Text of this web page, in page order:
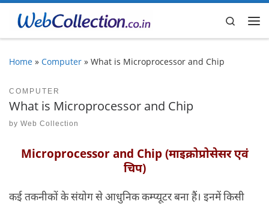
Skip to content
Search
Home » Computer » What is Microprocessor and Chip
COMPUTER
What is Microprocessor and Chip
by Web Collection
Microprocessor and Chip (माइक्रोप्रोसेसर एवं
चिप)
कई तकनीकों के संयोग से आधुनिक कम्‍प्‍यूटर बना हैं। इनमें किसी